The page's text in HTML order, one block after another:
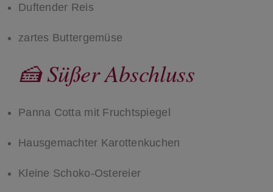
Duftender Reis
zartes Buttergemüse
🍰 Süßer Abschluss
Panna Cotta mit Fruchtspiegel
Hausgemachter Karottenkuchen
Kleine Schoko-Ostereier